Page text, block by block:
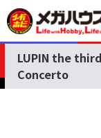
LUPIN the
Concerto